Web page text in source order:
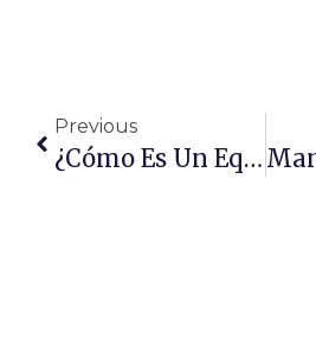
Previous
¿Cómo Es Un Equipo ÁGIL (agile)?